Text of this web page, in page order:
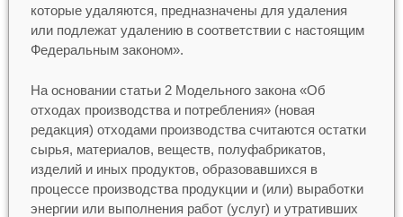
которые удаляются, предназначены для удаления
или подлежат удалению в соответствии с настоящим
Федеральным законом».
На основании статьи 2 Модельного закона «Об
отходах производства и потребления» (новая
редакция) отходами производства считаются остатки
сырья, материалов, веществ, полуфабрикатов,
изделий и иных продуктов, образовавшихся в
процессе производства продукции и (или) выработки
энергии или выполнения работ (услуг) и утративших